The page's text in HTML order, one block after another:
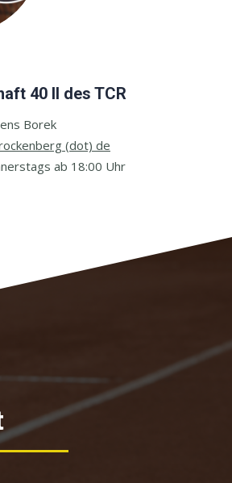
40 II des TCR
Borek
(dot) de
ab 18:00 Uhr